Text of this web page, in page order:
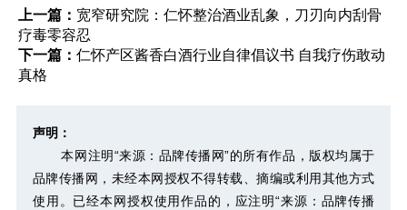
上一篇： 宽窄研究院：仁怀整治酒业乱象，刀刃向内刮骨
疗毒零容忍
下一篇： 仁怀产区酱香白酒行业自律倡议书 自我疗伤敢动
真格
声明：
本网注明“来源：品牌传播网”的所有作品，版权均属于
品牌传播网，未经本网授权不得转载、摘编或利用其他方式
使用。已经本网授权使用作品的，应注明“来源：品牌传播